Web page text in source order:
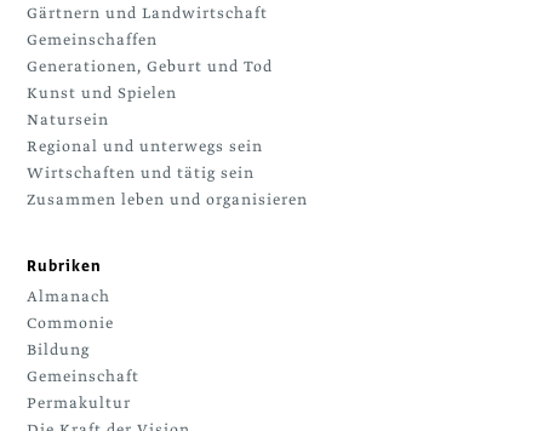
Gärtnern und Landwirtschaft
Gemeinschaffen
Generationen, Geburt und Tod
Kunst und Spielen
Natursein
Regional und unterwegs sein
Wirtschaften und tätig sein
Zusammen leben und organisieren
Rubriken
Almanach
Commonie
Bildung
Gemeinschaft
Permakultur